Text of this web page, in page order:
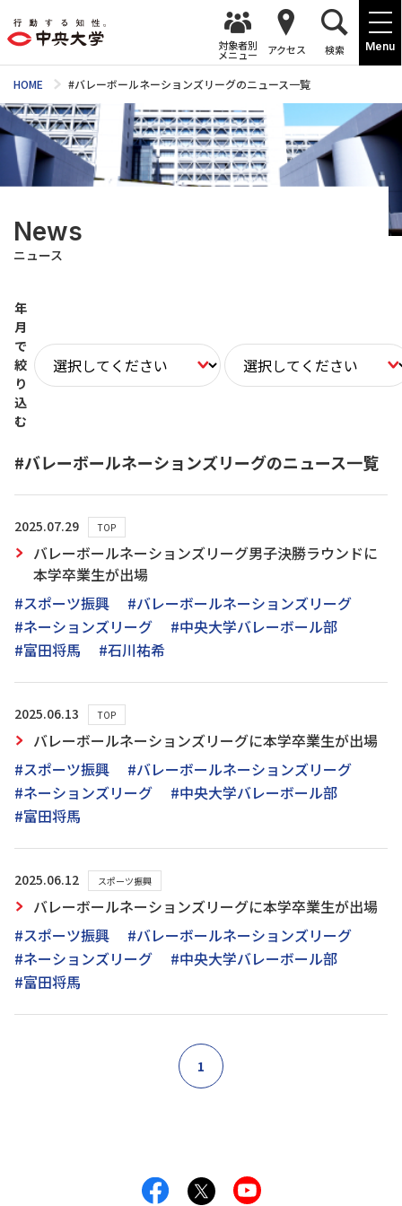
Menu
対象者別
メニュー アクセス 検索
HOME #バレーボールネーションズリーグのニュース一覧
News
ニュース
年
月
で
絞
り
込
む
#バレーボールネーションズリーグのニュース一覧
2025.07.29 TOP
バレーボールネーションズリーグ男子決勝ラウンドに
本学卒業生が出場
#スポーツ振興
#バレーボールネーションズリーグ
#ネーションズリーグ
#中央大学バレーボール部
#富田将馬
#石川祐希
2025.06.13 TOP
バレーボールネーションズリーグに本学卒業生が出場
#スポーツ振興
#バレーボールネーションズリーグ
#ネーションズリーグ
#中央大学バレーボール部
#富田将馬
2025.06.12 スポーツ振興
バレーボールネーションズリーグに本学卒業生が出場
#スポーツ振興
#バレーボールネーションズリーグ
#ネーションズリーグ
#中央大学バレーボール部
#富田将馬
1